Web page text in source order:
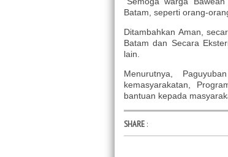
Batam, seperti orang-
Ditambahkan Aman,
Batam dan Secara
lain.
Menurutnya,
kemasyarakatan,
bantuan kepada
SHARE :